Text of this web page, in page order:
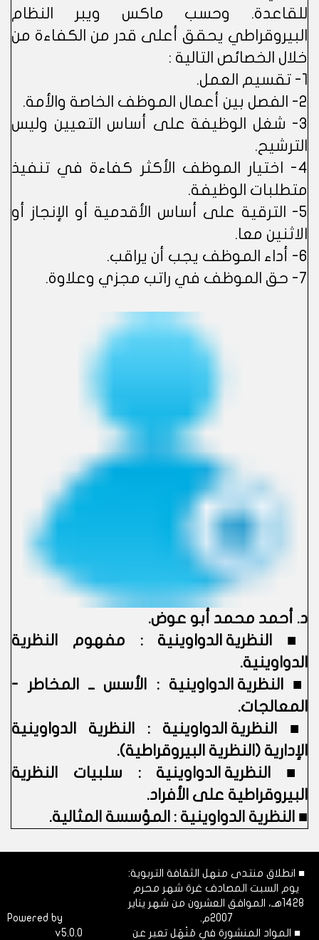
للقاعدة. وحسب ماكس ويبر النظام
البيروقراطي يحقق أعلى قدر من الكفاءة من
خلال الخصائص التالية :
1- تقسيم العمل.
2- الفصل بين أعمال الموظف الخاصة والأمة.
3- شغل الوظيفة على أساس التعيين وليس
الترشيح.
4- اختيار الموظف الأكثر كفاءة في تنفيذ
متطلبات الوظيفة.
5- الترقية على أساس الأقدمية أو الإنجاز أو
الاثنين معا.
6- أداء الموظف يجب أن يراقب.
7- حق الموظف في راتب مجزي وعلاوة.
د. أحمد محمد أبو عوض.
■
النظرية الدواوينية : مفهوم النظرية
الدواوينية.
■
النظرية الدواوينية : الأسس ــ المخاطر -
المعالجات.
■
النظرية الدواوينية : النظرية الدواوينية
الإدارية (النظرية البيروقراطية).
■
النظرية الدواوينية : سلبيات النظرية
البيروقراطية على الأفراد.
■ النظرية الدواوينية : المؤسسة المثالية.
■ انطلاق منتدى منهل الثقافة التربوية:
يوم السبت المصادف غرة شهر محرم
1428هـ، الموافق العشرون من شهر يناير
2007م.
■ المواد المنشورة في مَنْهَل تعبر عن
Powered by
v5.0.0